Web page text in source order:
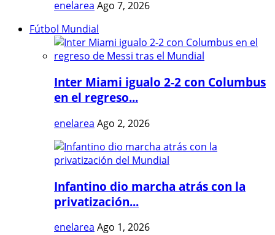
enelarea Ago 7, 2026
Fútbol Mundial
Inter Miami igualo 2-2 con Columbus
en el regreso...
enelarea Ago 2, 2026
Infantino dio marcha atrás con la
privatización...
enelarea Ago 1, 2026